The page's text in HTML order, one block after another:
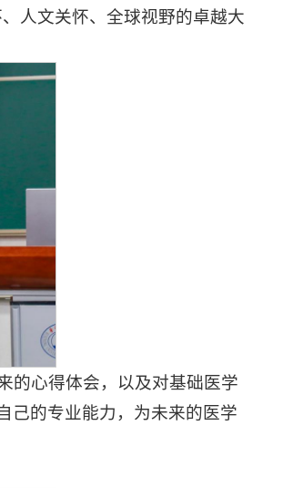
人文关怀、全球视野的卓越大
的心得体会，以及对基础医学
己的专业能力，为未来的医学